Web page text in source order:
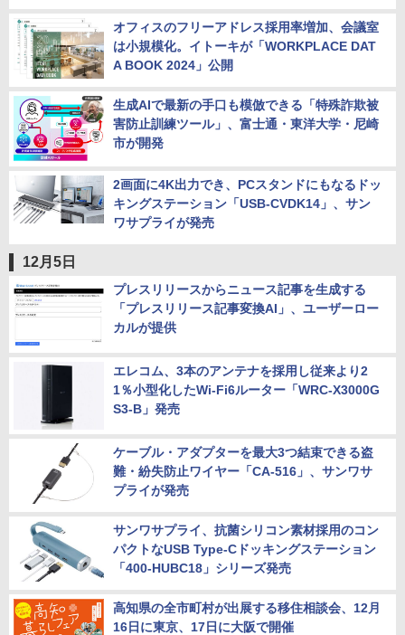
オフィスのフリーアドレス採用率増加、会議室
は小規模化。イトーキが「WORKPLACE DAT
A BOOK 2024」公開
生成AIで最新の手口も模倣できる「特殊詐欺被
害防止訓練ツール」、富士通・東洋大学・尼崎
市が開発
2画面に4K出力でき、PCスタンドにもなるドッ
キングステーション「USB-CVDK14」、サン
ワサプライが発売
12月5日
プレスリリースからニュース記事を生成する
「プレスリリース記事変換AI」、ユーザーロー
カルが提供
エレコム、3本のアンテナを採用し従来より2
1％小型化したWi-Fi6ルーター「WRC-X3000G
S3-B」発売
ケーブル・アダプターを最大3つ結束できる盗
難・紛失防止ワイヤー「CA-516」、サンワサ
プライが発売
サンワサプライ、抗菌シリコン素材採用のコン
パクトなUSB Type-Cドッキングステーション
「400-HUBC18」シリーズ発売
高知県の全市町村が出展する移住相談会、12月
16日に東京、17日に大阪で開催